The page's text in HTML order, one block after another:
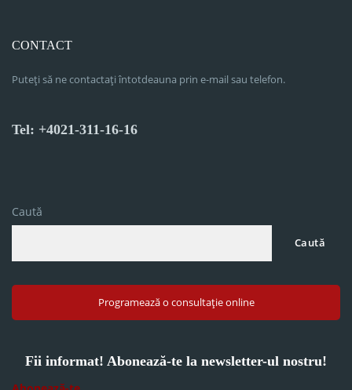
CONTACT
Puteți să ne contactați întotdeauna prin e-mail sau telefon.
Tel: +4021-311-16-16
Caută
Caută
Programează o consultație online
Fii informat! Abonează-te la newsletter-ul nostru!